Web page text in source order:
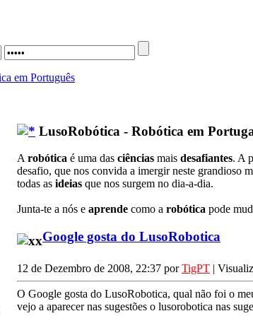
em Português
LusoRobótica - Robótica em
Arobótica é uma das ciências mais desafiantes. A
desafio, que nos convida a imergir neste grandioso
todas as ideias que nos surgem no dia-a-dia.
Junta-te a nós e aprende como a robótica pode
Google gosta do LusoRobotica
12 de Dezembro de 2008, 22:37 porTigPT |
O Google gosta do LusoRobotica, qual não foi o
vejo a aparecer nas sugestões o lusorobotica nas